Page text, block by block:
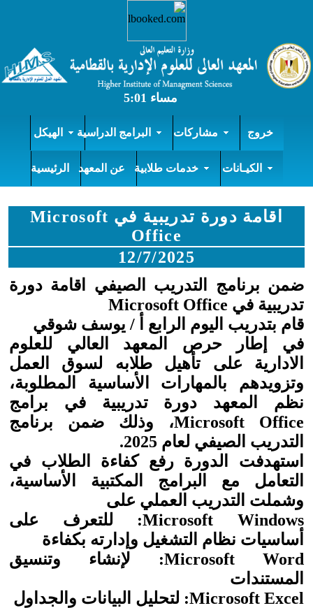
خروج مشاركات البرامج الدراسية الهيكل
الكيـانات خدمات طلابية عن المعهد الرئيسية
اقامة دورة تدريبية في Microsoft
Office
12/7/2025
ضمن برنامج التدريب الصيفي اقامة دورة
تدريبية في Microsoft Office
قام بتدريب اليوم الرابع أ / يوسف شوقي
في إطار حرص المعهد العالي للعلوم
الادارية على تأهيل طلابه لسوق العمل
وتزويدهم بالمهارات الأساسية المطلوبة،
نظم المعهد دورة تدريبية في برامج
Microsoft Office، وذلك ضمن برنامج
التدريب الصيفي لعام 2025.
استهدفت الدورة رفع كفاءة الطلاب في
التعامل مع البرامج المكتبية الأساسية،
وشملت التدريب العملي على
Microsoft Windows: للتعرف على
أساسيات نظام التشغيل وإدارته بكفاءة
Microsoft Word: لإنشاء وتنسيق
المستندات
Microsoft Excel: لتحليل البيانات والجداول